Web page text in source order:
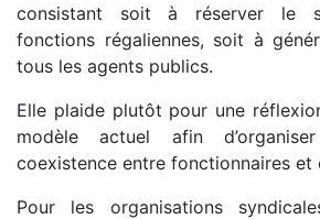
consistant soit à réserver le
fonctions régaliennes, soit à
tous les agents publics.
Elle plaide plutôt pour une
modèle actuel afin
coexistence entre fonctionnaires et
Pour les organisations